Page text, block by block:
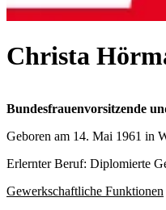
Christa
Bundesfrauenvorsitzende
Geboren am 14. Mai 1961 in
Erlernter Beruf: Diplomierte
Gewerkschaftliche Funktionen